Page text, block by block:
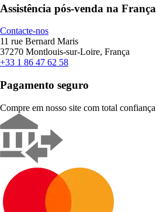
Assistência pós-venda na França
Contacte-nos
11 rue Bernard Maris
37270 Montlouis-sur-Loire, França
+33 1 86 47 62 58
Pagamento seguro
Compre em nosso site com total confiança